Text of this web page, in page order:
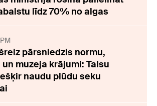
līdz 70% no algas
pārsniedzis normu,
muzeja krājumi: Talsu
naudu plūdu seku